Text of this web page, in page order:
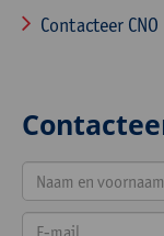
Contacteer CNO